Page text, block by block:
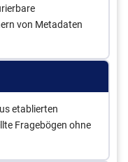
von Metadaten
etablierten
Fragebögen ohne